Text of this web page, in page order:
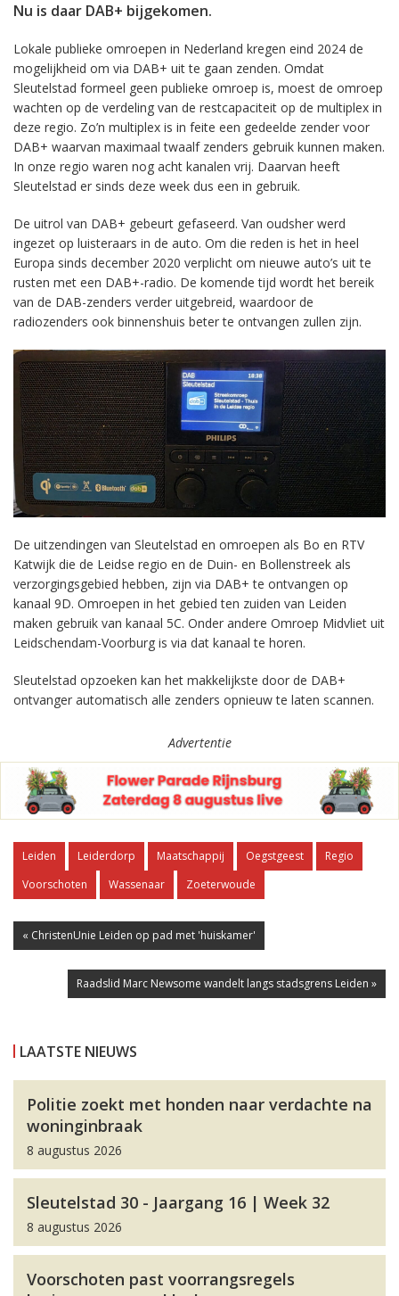
Nu is daar DAB+ bijgekomen.
Lokale publieke omroepen in Nederland kregen eind 2024 de
mogelijkheid om via DAB+ uit te gaan zenden. Omdat
Sleutelstad formeel geen publieke omroep is, moest de omroep
wachten op de verdeling van de restcapaciteit op de multiplex in
deze regio. Zo’n multiplex is in feite een gedeelde zender voor
DAB+ waarvan maximaal twaalf zenders gebruik kunnen maken.
In onze regio waren nog acht kanalen vrij. Daarvan heeft
Sleutelstad er sinds deze week dus een in gebruik.
De uitrol van DAB+ gebeurt gefaseerd. Van oudsher werd
ingezet op luisteraars in de auto. Om die reden is het in heel
Europa sinds december 2020 verplicht om nieuwe auto’s uit te
rusten met een DAB+-radio. De komende tijd wordt het bereik
van de DAB-zenders verder uitgebreid, waardoor de
radiozenders ook binnenshuis beter te ontvangen zullen zijn.
De uitzendingen van Sleutelstad en omroepen als Bo en RTV
Katwijk die de Leidse regio en de Duin- en Bollenstreek als
verzorgingsgebied hebben, zijn via DAB+ te ontvangen op
kanaal 9D. Omroepen in het gebied ten zuiden van Leiden
maken gebruik van kanaal 5C. Onder andere Omroep Midvliet uit
Leidschendam-Voorburg is via dat kanaal te horen.
Sleutelstad opzoeken kan het makkelijkste door de DAB+
ontvanger automatisch alle zenders opnieuw te laten scannen.
Advertentie
Leiden Leiderdorp Maatschappij Oegstgeest
Regio
Voorschoten
Wassenaar Zoeterwoude
« ChristenUnie Leiden op pad met 'huiskamer'
Raadslid Marc Newsome wandelt langs stadsgrens Leiden »
LAATSTE NIEUWS
Politie zoekt met honden naar verdachte na
woninginbraak
8 augustus 2026
Sleutelstad 30 - Jaargang 16 | Week 32
8 augustus 2026
Voorschoten past voorrangsregels